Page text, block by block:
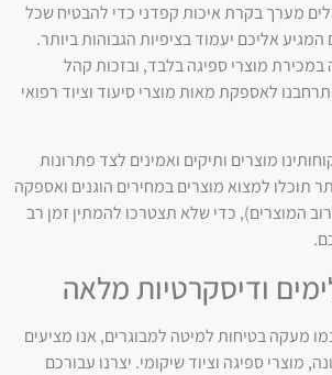
מערך בקרת איכות קפדני כדי להבטיח שכל
אליכם יעמוד בציפיות הגבוהות ביותר.
מוצרי ספיגה בלבד, ובזכות קהל
לאספקת מאות מוצרי סיעוד וציוד רפואי
מוצרים ותיקים ואמינים לצד פתרונות
תוכלו למצוא מוצרים במחירים הוגנים ואספקה
שעות (לרוב המוצרים), כדי שלא תצטרכו להמתין זמן רב
ודיסקרטיות מלאה
מעקה בטיחות למיטה למבוגרים, אנו מציעים
מוצרי ספיגה וציוד שיקומי. יצרנו עבורכם